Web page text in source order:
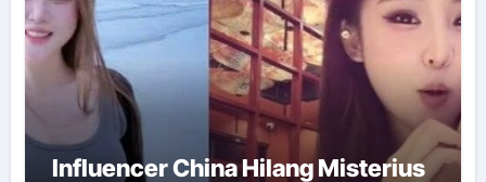
Influencer China Hilang Misterius